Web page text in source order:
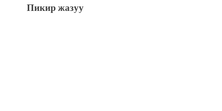
Пикир жазуу